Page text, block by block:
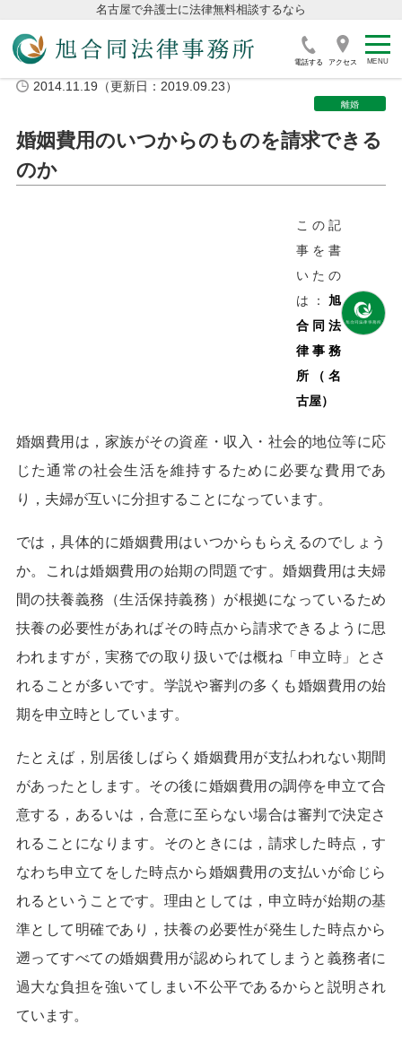
名古屋で弁護士に法律無料相談するなら
電話する アクセス
2014.11.19（更新日：2019.09.23）
離婚
婚姻費用のいつからのものを請求できる
のか
この記
事を書
いたの
は：旭
合同法
律事務
所（名
古屋）
婚姻費用は，家族がその資産・収入・社会的地位等に応
じた通常の社会生活を維持するために必要な費用であ
り，夫婦が互いに分担することになっています。
では，具体的に婚姻費用はいつからもらえるのでしょう
か。これは婚姻費用の始期の問題です。婚姻費用は夫婦
間の扶養義務（生活保持義務）が根拠になっているため
扶養の必要性があればその時点から請求できるように思
われますが，実務での取り扱いでは概ね「申立時」とさ
れることが多いです。学説や審判の多くも婚姻費用の始
期を申立時としています。
たとえば，別居後しばらく婚姻費用が支払われない期間
があったとします。その後に婚姻費用の調停を申立て合
意する，あるいは，合意に至らない場合は審判で決定さ
れることになります。そのときには，請求した時点，す
なわち申立てをした時点から婚姻費用の支払いが命じら
れるということです。理由としては，申立時が始期の基
準として明確であり，扶養の必要性が発生した時点から
遡ってすべての婚姻費用が認められてしまうと義務者に
過大な負担を強いてしまい不公平であるからと説明され
ています。